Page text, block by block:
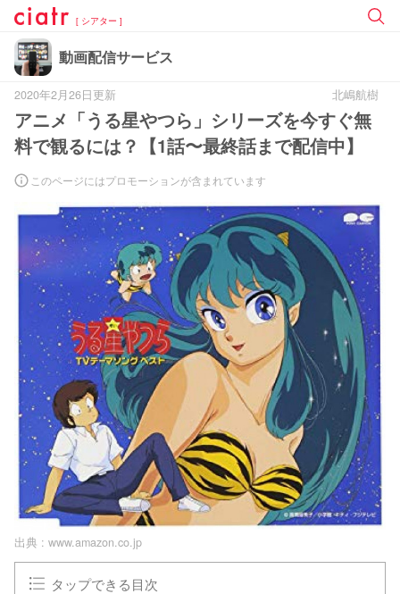
[ シアター ]
動画配信サービス
2020年2月26日更新 北嶋航樹
アニメ「うる星やつら」シリーズを今すぐ無
料で観るには？【1話〜最終話まで配信中】
このページにはプロモーションが含まれています
出典 : www.amazon.co.jp
タップできる目次